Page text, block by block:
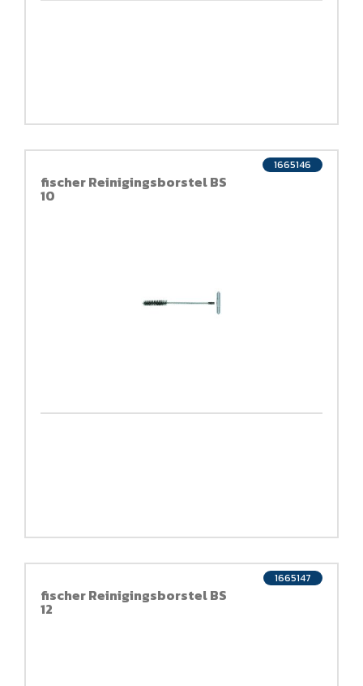
fischer Reinigingsborstel BS
10
1665146
fischer Reinigingsborstel BS
12
1665147